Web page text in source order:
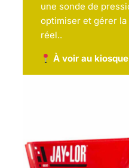
une sonde de
optimiser et gérer
réel..
À voir au